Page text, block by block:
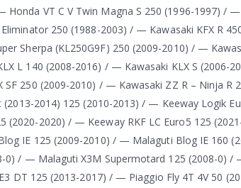
VT C V Twin Magna S 250 (1996-1997) / —
250 (1988-2003) / — Kawasaki KFX R
Sherpa (KL250G9F) 250 (2009-2010) / —
L 140 (2008-2016) / — Kawasaki KLX S (2006-
SF 250 (2009-2010) / — Kawasaki ZZ R – Ninja
2014) 125 (2010-2013) / — Keeway Logik
(2020-2020) / — Keeway RKF LC Euro5 125
IE 125 (2009-2010) / — Malaguti Blog IE 160
/ — Malaguti X3M Supermotard 125 (2008-0) /
DT 125 (2013-2017) / — Piaggio Fly 4T 4V 50